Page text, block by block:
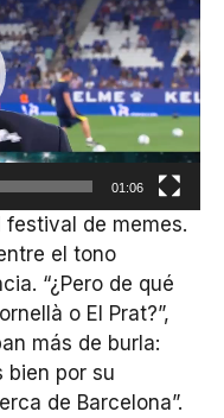
01:06
de memes.
el tono
“¿Pero de qué
o El Prat?”,
más de burla:
bien por su
de Barcelona”.